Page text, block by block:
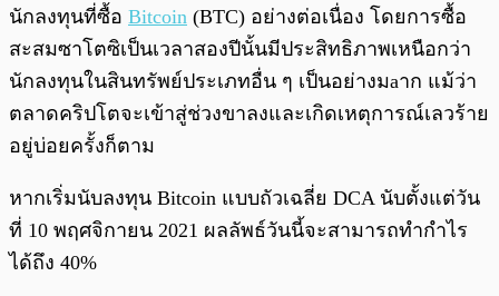
นักลงทุนที่ซื้อ Bitcoin (BTC) อย่างต่อเนื่อง โดยการซื้อ
สะสมซาโตซิเป็นเวลาสองปีนั้นมีประสิทธิภาพเหนือกว่า
นักลงทุนในสินทรัพย์ประเภทอื่น ๆ เป็นอย่างมaาก แม้ว่า
ตลาดคริปโตจะเข้าสู่ช่วงขาลงและเกิดเหตุการณ์เลวร้าย
อยู่บ่อยครั้งก็ตาม
หากเริ่มนับลงทุน Bitcoin แบบถัวเฉลี่ย DCA นับตั้งแต่วัน
ที่ 10 พฤศจิกายน 2021 ผลลัพธ์วันนี้จะสามารถทำกำไร
ได้ถึง 40%